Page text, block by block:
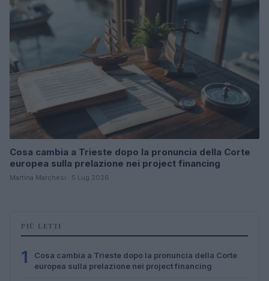
Cosa cambia a Trieste dopo la pronuncia della Corte
europea sulla prelazione nei project financing
Martina Marchesi · 5 Lug 2026
PIÙ LETTI
1
Cosa cambia a Trieste dopo la pronuncia della Corte
europea sulla prelazione nei project financing